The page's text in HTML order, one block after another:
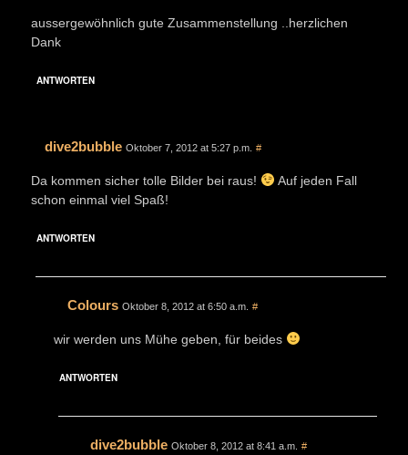
aussergewöhnlich gute Zusammenstellung ..herzlichen
Dank
ANTWORTEN
dive2bubble Oktober 7, 2012 at 5:27 p.m. #
Da kommen sicher tolle Bilder bei raus!
Auf jeden Fall
schon einmal viel Spaß!
ANTWORTEN
Colours Oktober 8, 2012 at 6:50 a.m. #
wir werden uns Mühe geben, für beides
ANTWORTEN
dive2bubble Oktober 8, 2012 at 8:41 a.m. #